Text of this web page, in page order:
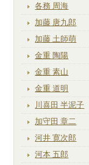
各務 周海
加藤 唐九郎
加藤 土師萌
金重 陶陽
金重 素山
金重 道明
川喜田 半泥子
加守田 章二
河井 寛次郎
河本 五郎